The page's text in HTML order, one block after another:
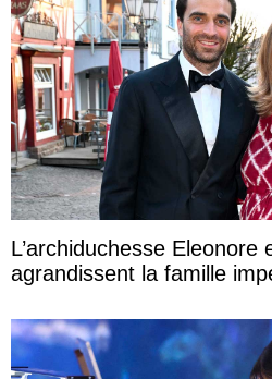
L’archiduchesse Eleonore
agrandissent la famille